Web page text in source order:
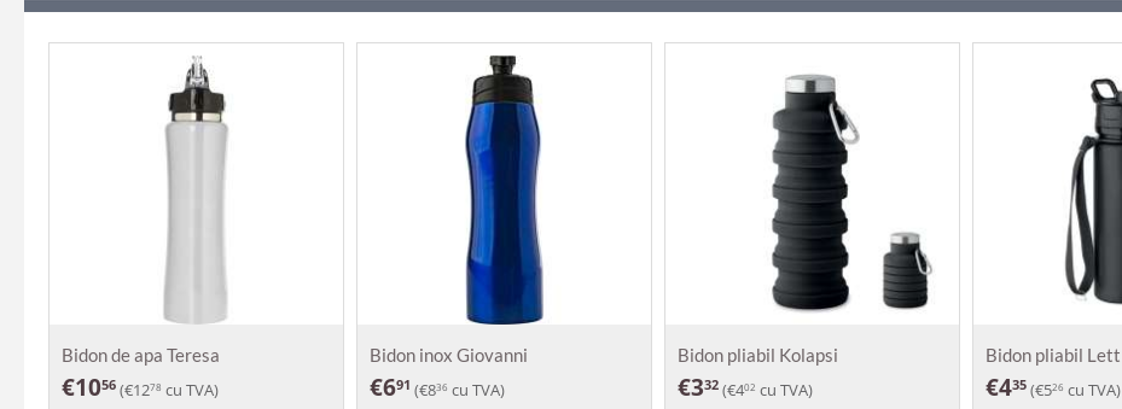
Bidon de apa Teresa
€1056 (€1278 cu TVA)
Bidon inox Giovanni
€691 (€836 cu TVA)
Bidon pliabil Kolapsi
€332 (€402 cu TVA)
Bidon pliabil Lett
€435 (€526 cu TVA)